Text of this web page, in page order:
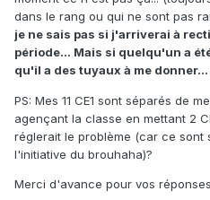
dans le rang ou qui ne sont pas
je ne sais pas si j'arriverai à
période... Mais si quelqu'un a
qu'il a des tuyaux à me
PS: Mes 11 CE1 sont séparés de
agençant la classe en mettant 2
réglerait le problème (car ce sont
l'initiative du brouhaha)?
Merci d'avance pour vos réponses